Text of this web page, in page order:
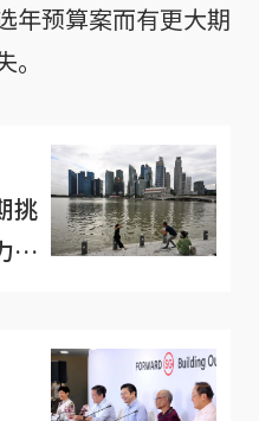
年预算案而有更大期
挑
共